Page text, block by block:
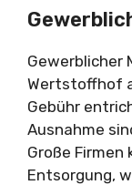
Gewerblicher
Wertstoffhof
Gebühr
Ausnahme
Große Firmen
Entsorgung,